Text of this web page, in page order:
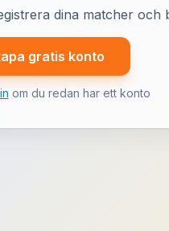
dina matcher och
gratis konto
om du redan har ett konto